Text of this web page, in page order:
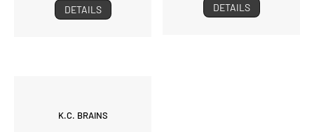
DETAILS DETAILS
K.C. BRAINS